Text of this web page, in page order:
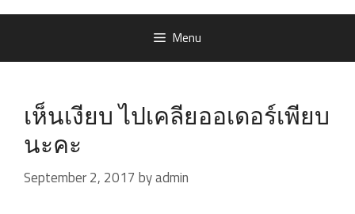
Menu
เห็นเงียบ ไปเคลียออเดอร์เพียบ
นะคะ
September 2, 2017 byadmin